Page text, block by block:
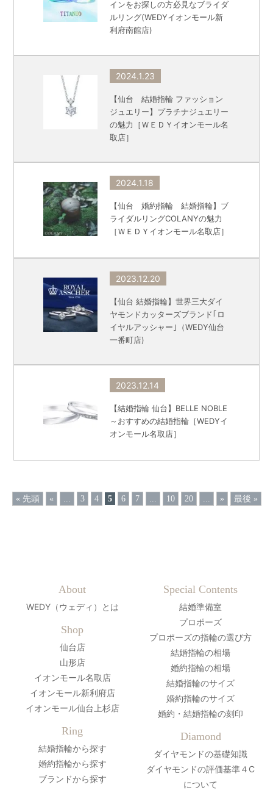
インをお探しの方必見なブライダ
ルリング(WEDYイオンモール新
利府南館店)
2024.1.23
【仙台 結婚指輪 ファッション
ジュエリー】プラチナジュエリー
の魅力［ＷＥＤＹイオンモール名
取店］
2024.1.18
【仙台 婚約指輪 結婚指輪】ブ
ライダルリングCOLANYの魅力
［ＷＥＤＹイオンモール名取店］
2023.12.20
【仙台 結婚指輪】世界三大ダイ
ヤモンドカッターズブランド｢ロ
イヤルアッシャー｣（WEDY仙台
一番町店)
2023.12.14
【結婚指輪 仙台】BELLE NOBLE
～おすすめの結婚指輪［WEDYイ
オンモール名取店］
« 先頭 « 3 4 5 6 7 10 20 » 最後 »
About
WEDY（ウェディ）とは
Shop
仙台店
山形店
イオンモール名取店
イオンモール新利府店
イオンモール仙台上杉店
Ring
結婚指輪から探す
婚約指輪から探す
ブランドから探す
Special Contents
結婚準備室
プロポーズ
プロポーズの指輪の選び方
結婚指輪の相場
婚約指輪の相場
結婚指輪のサイズ
婚約指輪のサイズ
婚約・結婚指輪の刻印
Diamond
ダイヤモンドの基礎知識
ダイヤモンドの評価基準４C
について